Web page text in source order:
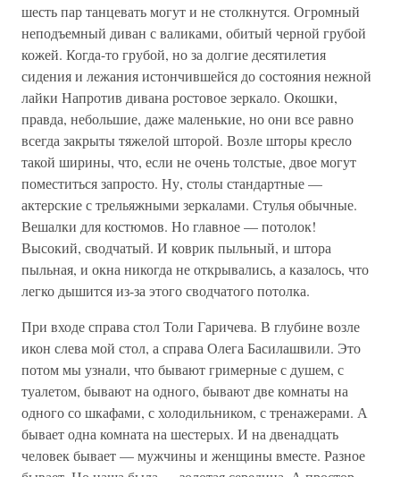
шесть пар танцевать могут и не столкнутся. Огромный
неподъемный диван с валиками, обитый черной грубой
кожей. Когда-то грубой, но за долгие десятилетия
сидения и лежания истончившейся до состояния нежной
лайки Напротив дивана ростовое зеркало. Окошки,
правда, небольшие, даже маленькие, но они все равно
всегда закрыты тяжелой шторой. Возле шторы кресло
такой ширины, что, если не очень толстые, двое могут
поместиться запросто. Ну, столы стандартные —
актерские с трельяжными зеркалами. Стулья обычные.
Вешалки для костюмов. Но главное — потолок!
Высокий, сводчатый. И коврик пыльный, и штора
пыльная, и окна никогда не открывались, а казалось, что
легко дышится из-за этого сводчатого потолка.
При входе справа стол Толи Гаричева. В глубине возле
икон слева мой стол, а справа Олега Басилашвили. Это
потом мы узнали, что бывают гримерные с душем, с
туалетом, бывают на одного, бывают две комнаты на
одного со шкафами, с холодильником, с тренажерами. А
бывает одна комната на шестерых. И на двенадцать
человек бывает — мужчины и женщины вместе. Разное